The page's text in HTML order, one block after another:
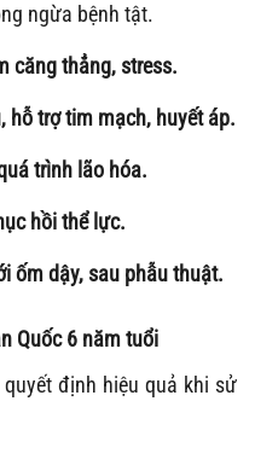
ngừa bệnh tật.
căng thẳng, stress.
hỗ trợ tim mạch, huyết áp.
trình lão hóa.
hồi thể lực.
ốm dậy, sau phẫu thuật.
Quốc 6 năm tuổi
định hiệu quả khi sử